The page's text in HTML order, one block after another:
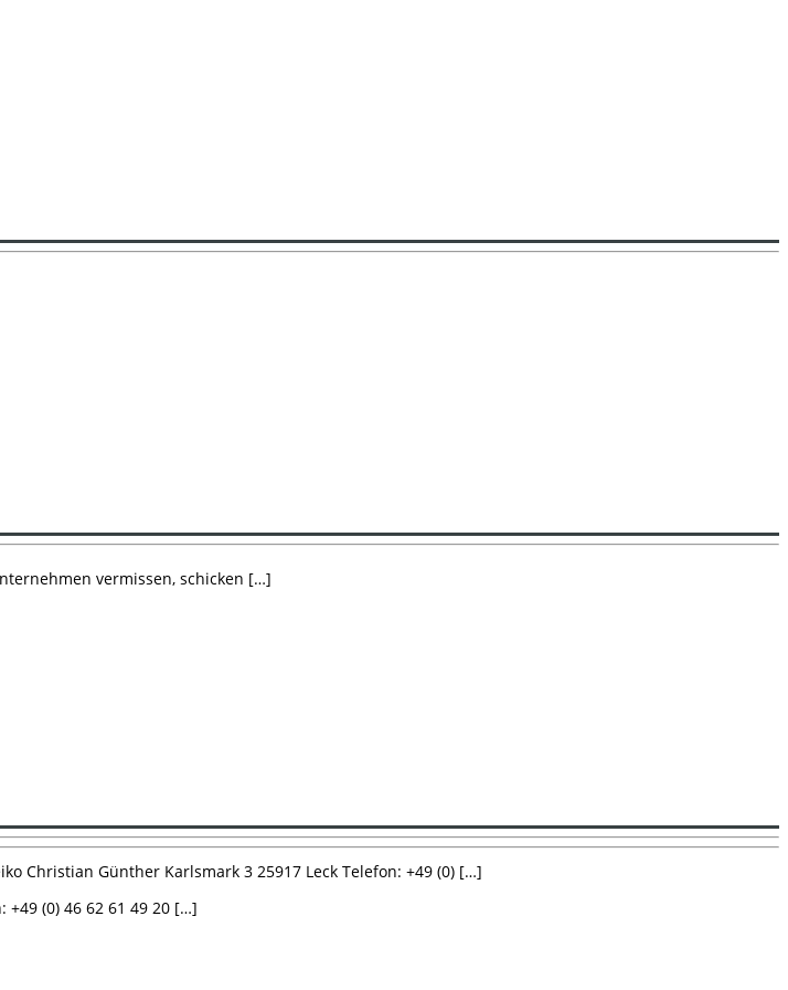
vermissen, schicken […]
Christian Günther Karlsmark 3 25917 Leck Telefon: +49 (0) […]
+49 (0) 46 62 61 49 20 […]